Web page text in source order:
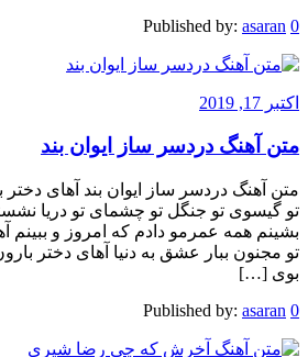
Published by: asaran 0
اکتبر 17, 2019
متن آهنگ دردسر ساز ایوان بند
متن آهنگ دردسر ساز ایوان بند آهای
تو گیسوی تو جنگل تو چشمای تو دریا
بشینم همه عمرمو دادم که امروز و ببینم
تو مجنون ببار عشق به دنیا آهای دختر
بوی […]
Published by: asaran 0